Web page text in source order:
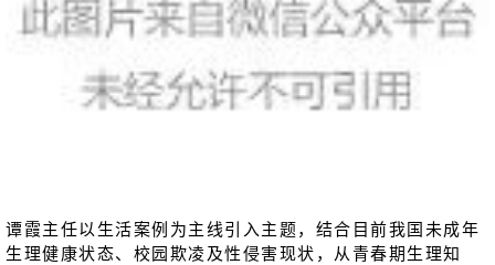
谭霞主任以生活案例为主线引入主题，结合目前我国未成年
生理健康状态、校园欺凌及性侵害现状，从青春期生理知